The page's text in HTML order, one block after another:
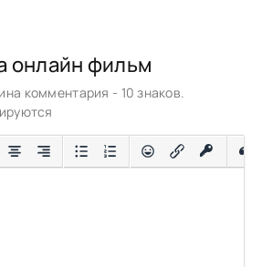
онлайн фильм
комментария - 10 знаков.